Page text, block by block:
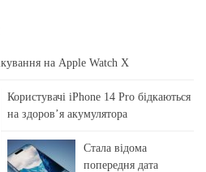
на Apple Watch X
Користувачі iPhone 14 Pro бідкаються
на здоровʼя акумулятора
Стала відома
попередня дата